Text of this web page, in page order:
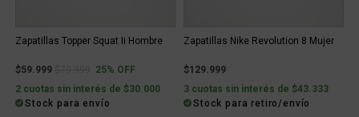
Zapatillas Topper Squat Ii Hombre
$59.999 Price reduced from
to25% OFF
2 cuotas sin interés de $30.000
Stock para envío
Zapatillas Nike Revolution 8 Mujer
$129.999
3 cuotas sin interés de $43.333
Stock para retiro/envío